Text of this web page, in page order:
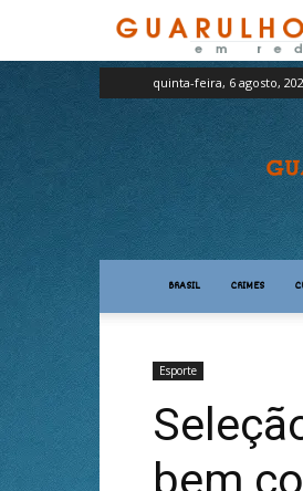
quinta-feira, 6 agosto,
Guarulhos
em
Rede
BRASIL CRIMES
Esporte
bem